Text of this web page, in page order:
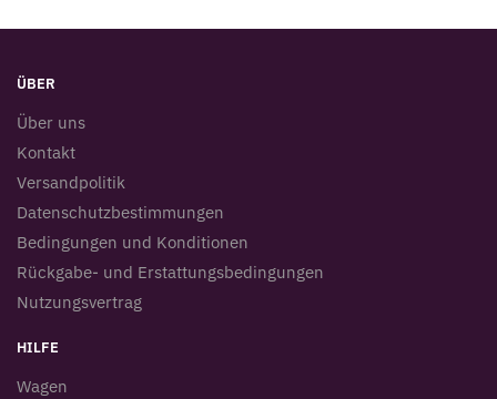
ÜBER
Über uns
Kontakt
Versandpolitik
Datenschutzbestimmungen
Bedingungen und Konditionen
Rückgabe- und Erstattungsbedingungen
Nutzungsvertrag
HILFE
Wagen